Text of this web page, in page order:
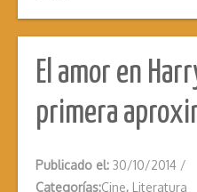
El amor en
primera
Publicado el: 30/10/2014 /
Categorías:Cine, Literatura